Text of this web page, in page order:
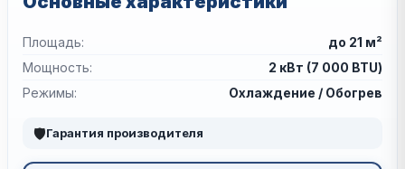
Площадь:
до 21 м²
Мощность:
2 кВт (7 000 BTU)
Режимы:
Охлаждение / Обогрев
🛡Гарантия производителя